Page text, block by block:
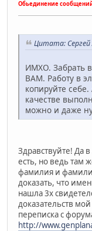
Обьединение
Цитата: Сергей
ИМХО. Забрать
ВАМ. Работу в
копируйте
качестве
можно и даже
Здравствуйте! Да
есть, но ведь там
фамилия и
доказать, что
нашла 3х
доказательств
переписка с
http://